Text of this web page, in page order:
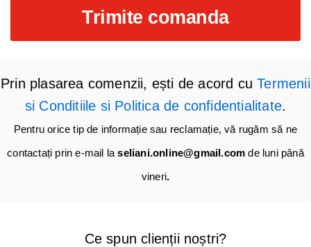
Trimite comanda
Prin plasarea comenzii, ești de acord cuTermenii
si Conditiile si Politica de confidentialitate.
Pentru orice tip de informație sau reclamație, vă rugăm să ne
contactați prin e-mail laseliani.online@gmail.com de luni până
vineri.
Ce spun clienții noștri?​